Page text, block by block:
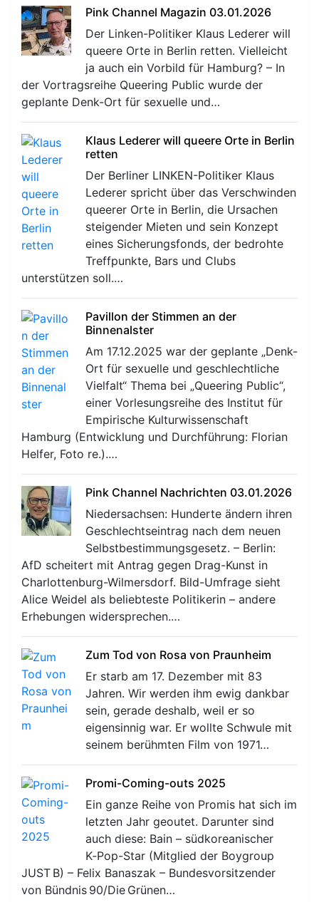
Pink Channel Magazin 03.01.2026
Der Linken-Politiker Klaus Lederer will
queere Orte in Berlin retten. Vielleicht
ja auch ein Vorbild für Hamburg? – In
der Vortragsreihe Queering Public wurde der
geplante Denk-Ort für sexuelle und…
Klaus Lederer will queere Orte in Berlin
retten
Der Berliner LINKEN-Politiker Klaus
Lederer spricht über das Verschwinden
queerer Orte in Berlin, die Ursachen
steigender Mieten und sein Konzept
eines Sicherungsfonds, der bedrohte
Treffpunkte, Bars und Clubs
unterstützen soll.…
Pavillon der Stimmen an der
Binnenalster
Am 17.12.2025 war der geplante „Denk-
Ort für sexuelle und geschlechtliche
Vielfalt“ Thema bei „Queering Public“,
einer Vorlesungsreihe des Institut für
Empirische Kulturwissenschaft
Hamburg (Entwicklung und Durchführung: Florian
Helfer, Foto re.).…
Pink Channel Nachrichten 03.01.2026
Niedersachsen: Hunderte ändern ihren
Geschlechtseintrag nach dem neuen
Selbstbestimmungsgesetz. – Berlin:
AfD scheitert mit Antrag gegen Drag-Kunst in
Charlottenburg-Wilmersdorf. Bild-Umfrage sieht
Alice Weidel als beliebteste Politikerin – andere
Erhebungen widersprechen.…
Zum Tod von Rosa von Praunheim
Er starb am 17. Dezember mit 83
Jahren. Wir werden ihm ewig dankbar
sein, gerade deshalb, weil er so
eigensinnig war. Er wollte Schwule mit
seinem berühmten Film von 1971…
Promi-Coming-outs 2025
Ein ganze Reihe von Promis hat sich im
letzten Jahr geoutet. Darunter sind
auch diese: Bain – südkoreanischer
K‑Pop-Star (Mitglied der Boygroup
JUST B) – Felix Banaszak – Bundesvorsitzender
von Bündnis 90/Die Grünen…